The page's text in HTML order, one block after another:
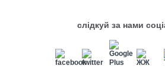
слідкуй за нами